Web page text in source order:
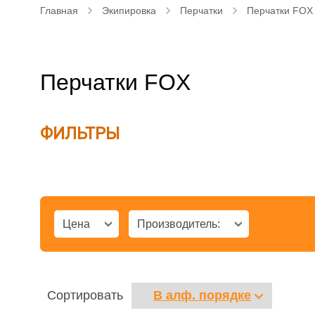
Главная Экипировка Перчатки Перчатки FOX
Перчатки FOX
ФИЛЬТРЫ
Цена Производитель:
Сортировать